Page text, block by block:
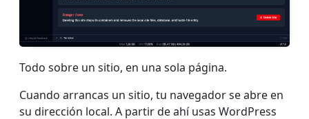
Todo sobre un sitio, en una sola página.
Cuando arrancas un sitio, tu navegador se abre en
su dirección local. A partir de ahí usas WordPress